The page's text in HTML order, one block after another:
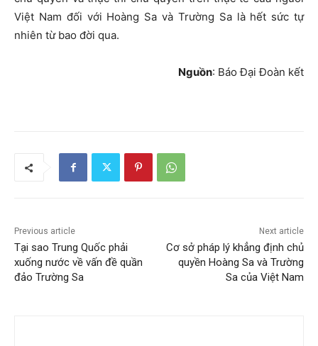
Việt Nam đối với Hoàng Sa và Trường Sa là hết sức tự
nhiên từ bao đời qua.
Nguồn: Báo Đại Đoàn kết
Previous article
Tại sao Trung Quốc phải
xuống nước về vấn đề quần
đảo Trường Sa
Next article
Cơ sở pháp lý khẳng định chủ
quyền Hoàng Sa và Trường
Sa của Việt Nam